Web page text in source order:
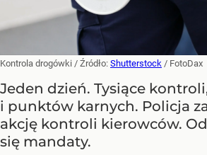
Kontrola drogówki / Źródło: Shutterstock / FotoDax
Jeden dzień. Tysiące
i punktów karnych. Policja
akcję kontroli kierowców.
się mandaty.